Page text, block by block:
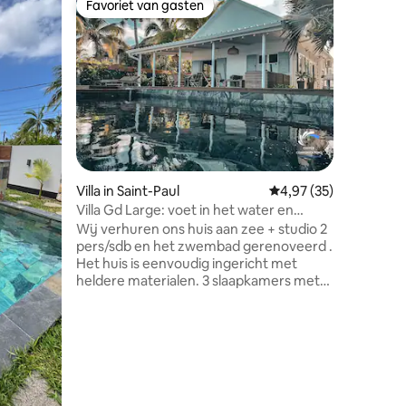
Favoriet van gasten
Favoriet van gasten
Villa in Saint-Paul Gemiddelde
4,97 (35)
Villa Gd Large: voet in het water en
zwembad in de lagune
Wij verhuren ons huis aan zee + studio 2
pers/sdb en het zwembad gerenoveerd .
Het huis is eenvoudig ingericht met
heldere materialen. 3 slaapkamers met